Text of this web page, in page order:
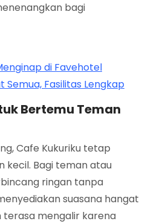
bagi
di Favehotel
Semua, Fasilitas Lengkap
Bertemu Teman
Cafe Kukuriku tetap
kecil. Bagi teman atau
ringan tanpa
suasana hangat
mengalir karena